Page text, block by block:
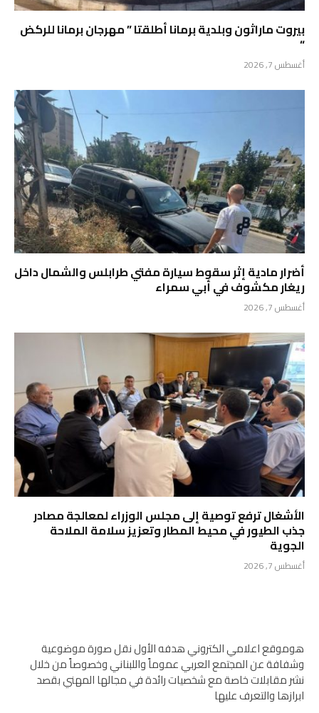
بيروت ماراثون وبلدية برمانا أطلقتا ” مهرجان برمانا للركض
“
أغسطس 7, 2026
أضرار مادية إثر سقوط سيارة مفتي طرابلس والشمال داخل
ريغار مكشوف في أبي سمراء
أغسطس 7, 2026
الأشغال ترفع توصية إلى مجلس الوزراء لمعالجة مصادر
جذب الطيور في محيط المطار وتعزيز سلامة الملاحة
الجوية
أغسطس 7, 2026
هوموقع اعلامي الكتروني هدفه الأول نقل صورة موضوعية
وشفافة عن المجتمع العربي عموماً واللبناني وخصوصاً من خلال
نشر مقابلات خاصة مع شخصيات رائدة في مجالها المهني بقصد
ابرازها والتعرف عليها